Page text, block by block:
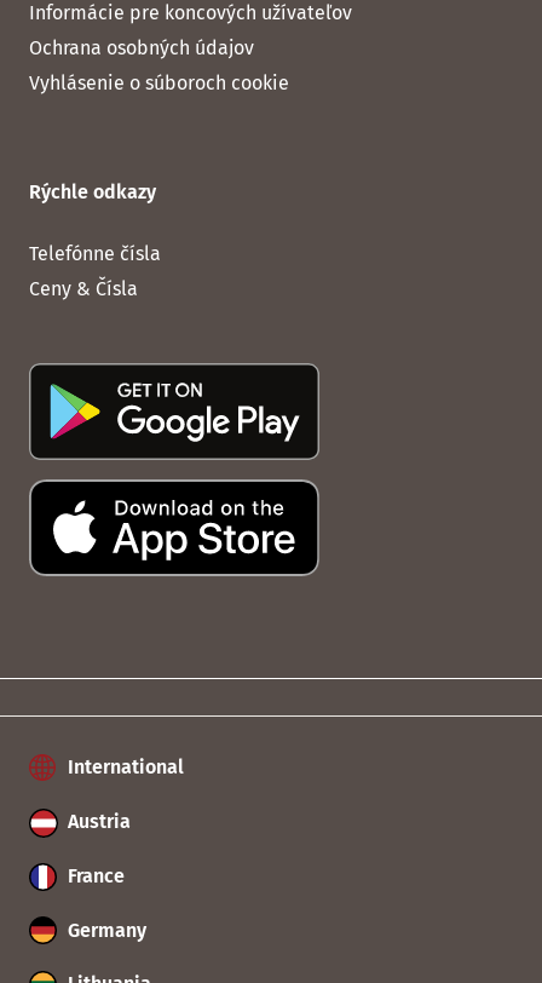
Informácie pre koncových užívateľov
Ochrana osobných údajov
Vyhlásenie o súboroch cookie
Rýchle odkazy
Telefónne čísla
Ceny & Čísla
International
Austria
France
Germany